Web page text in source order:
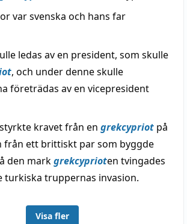
var svenska och hans far
ledas av en president, som skulle
, och under denne skulle
företrädas av en vicepresident
kravet från en grekcypriot på
från ett brittiskt par som byggde
den markgrekcyprioten tvingades
turkiska truppernas invasion.
Visa fler